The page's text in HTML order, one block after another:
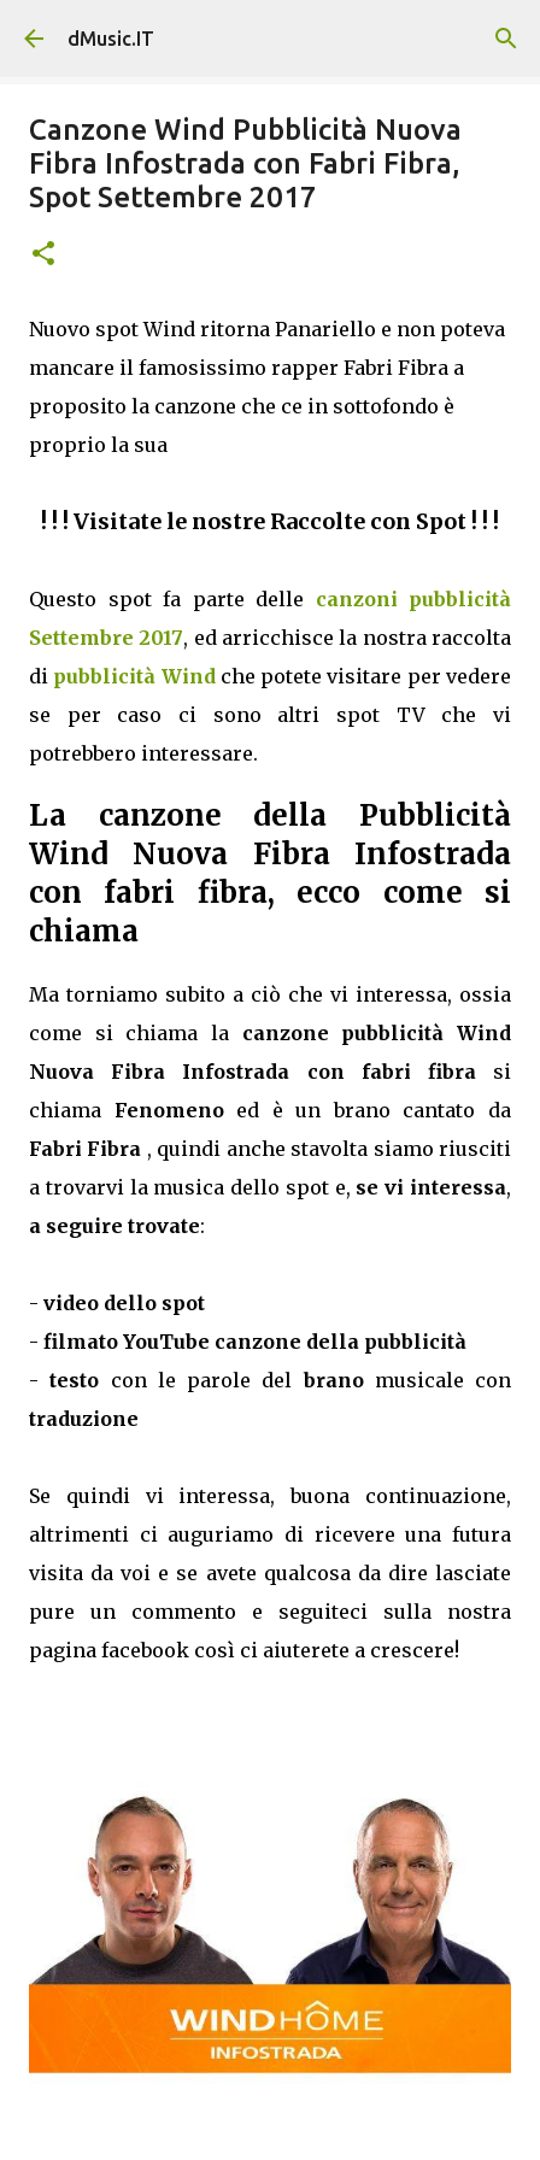
Passa ai contenuti principali
dMusic.IT
Canzone Wind Pubblicità Nuova
Fibra Infostrada con Fabri Fibra,
Spot Settembre 2017
Nuovo spot Wind ritorna Panariello e non poteva
mancare il famosissimo rapper Fabri Fibra a
proposito la canzone che ce in sottofondo è
proprio la sua
! ! ! Visitate le nostre Raccolte con Spot ! ! !
Questo spot fa parte delle canzoni pubblicità
Settembre 2017, ed arricchisce la nostra raccolta
di pubblicità Windche potete visitare per vedere
se per caso ci sono altri spot TV che vi
potrebbero interessare.
La canzone della Pubblicità
Wind Nuova Fibra Infostrada
con fabri fibra, ecco come si
chiama
Ma torniamo subito a ciò che vi interessa, ossia
come si chiama la canzone pubblicità Wind
Nuova Fibra Infostrada con fabri fibra si
chiama Fenomenoed è un brano cantato da
Fabri Fibra , quindi anche stavolta siamo riusciti
a trovarvi la musica dello spot e, se vi interessa,
a seguire trovate:
- video dello spot
- filmato YouTube canzone della pubblicità
-testo con le parole delbranomusicale con
traduzione
Se quindi vi interessa, buona continuazione,
altrimenti ci auguriamo di ricevere una futura
visita da voi e se avete qualcosa da dire lasciate
pure un commento e seguiteci sulla nostra
pagina facebook così ci aiuterete a crescere!